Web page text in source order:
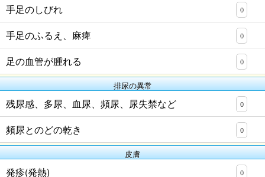
手足のしびれ 0
手足のふるえ、麻痺 0
足の血管が腫れる 0
排尿の異常
残尿感、多尿、血尿、頻尿、尿失禁など 0
頻尿とのどの乾き 0
皮膚
発疹(発熱) 0